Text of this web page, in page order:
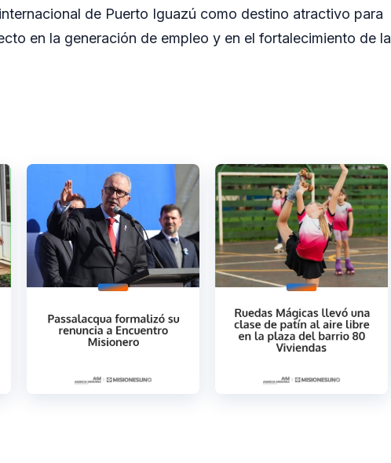
de Puerto Iguazú como destino atractivo para
en la generación de empleo y en el fortalecimiento de la